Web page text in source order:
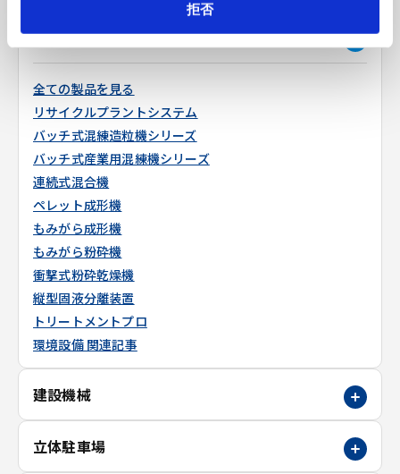
拒否
環境設備
全ての製品を見る
リサイクルプラントシステム
バッチ式混練造粒機シリーズ
バッチ式産業用混練機シリーズ
連続式混合機
ペレット成形機
もみがら成形機
もみがら粉砕機
衝撃式粉砕乾燥機
縦型固液分離装置
トリートメントプロ
環境設備 関連記事
建設機械
立体駐車場